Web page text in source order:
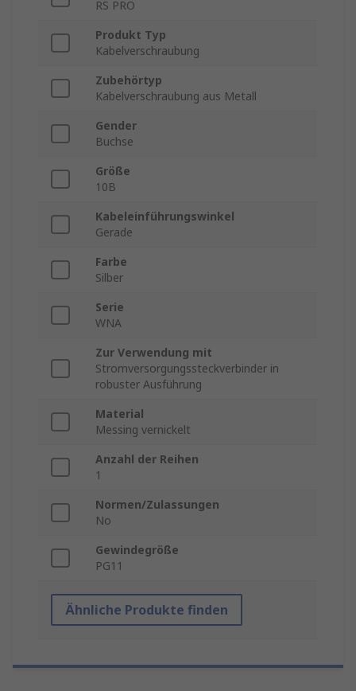
RS PRO
Produkt Typ
Kabelverschraubung
Zubehörtyp
Kabelverschraubung aus Metall
Gender
Buchse
Größe
10B
Kabeleinführungswinkel
Gerade
Farbe
Silber
Serie
WNA
Zur Verwendung mit
Stromversorgungssteckverbinder in
robuster Ausführung
Material
Messing vernickelt
Anzahl der Reihen
1
Normen/Zulassungen
No
Gewindegröße
PG11
Ähnliche Produkte finden